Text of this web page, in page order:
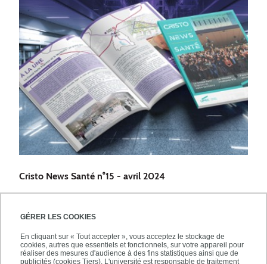
GÉRER LES COOKIES
En cliquant sur « Tout accepter », vous acceptez le stockage de
cookies, autres que essentiels et fonctionnels, sur votre appareil pour
réaliser des mesures d'audience à des fins statistiques ainsi que de
publicités (cookies Tiers). L'université est responsable de traitement
Cristo News Santé n°15 - avril 2024
8 avril 2024-14 juillet 2024
Le journal en ligne de la Faculté de Santé de l'UPEC -